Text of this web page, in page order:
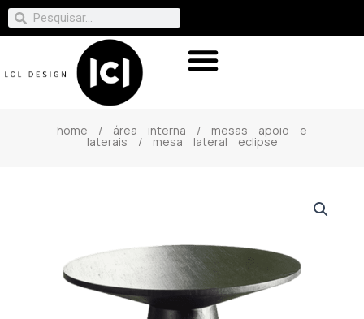
home / área interna / mesas apoio e
laterais / mesa lateral eclipse